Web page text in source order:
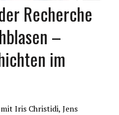
Recherche
–
im
Iris Christidi, Jens